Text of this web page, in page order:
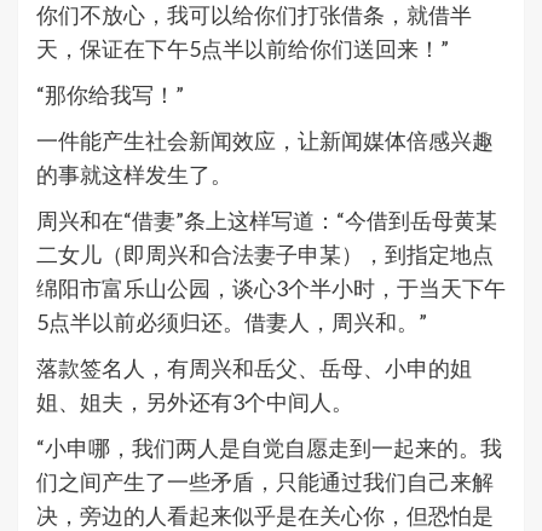
你们不放心，我可以给你们打张借条，就借半
天，保证在下午5点半以前给你们送回来！”
“那你给我写！”
一件能产生社会新闻效应，让新闻媒体倍感兴趣
的事就这样发生了。
周兴和在“借妻”条上这样写道：“今借到岳母黄某
二女儿（即周兴和合法妻子申某），到指定地点
绵阳市富乐山公园，谈心3个半小时，于当天下午
5点半以前必须归还。借妻人，周兴和。”
落款签名人，有周兴和岳父、岳母、小申的姐
姐、姐夫，另外还有3个中间人。
“小申哪，我们两人是自觉自愿走到一起来的。我
们之间产生了一些矛盾，只能通过我们自己来解
决，旁边的人看起来似乎是在关心你，但恐怕是